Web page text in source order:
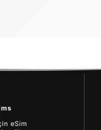
eSim